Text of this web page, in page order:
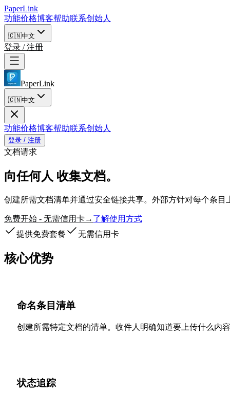
PaperLink
功能价格博客帮助联系创始人
🇨🇳中文
登录 / 注册
PaperLink
🇨🇳中文
功能价格博客帮助联系创始人
登录 / 注册
文档请求
向任何人 收集文档。
创建所需文档清单并通过安全链接共享。外部方针对每个条
免费开始 - 无需信用卡→ 了解使用方式
提供免费套餐
无需信用卡
核心优势
命名条目清单
创建所需特定文档的清单。收件人明确知道要上传什么内容
状态追踪